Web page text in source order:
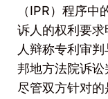
（IPR）程序
诉人的权利要
人辩称专利审
邦地方法院诉讼
尽管双方针对的